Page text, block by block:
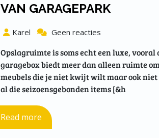
VAN GARAGEPARK
Karel Geen reacties
Opslagruimte is soms echt een luxe,
garagebox biedt meer dan alleen ruimte
meubels die je niet kwijt wilt maar ook
al die seizoensgebonden items [&h
Read more